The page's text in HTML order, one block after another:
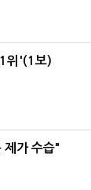
위'(1보)
제가 수습"